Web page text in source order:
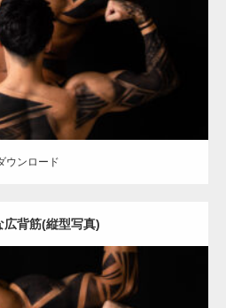
大胸筋)
背中 肩
ウンロード
広背筋(縦型写真)